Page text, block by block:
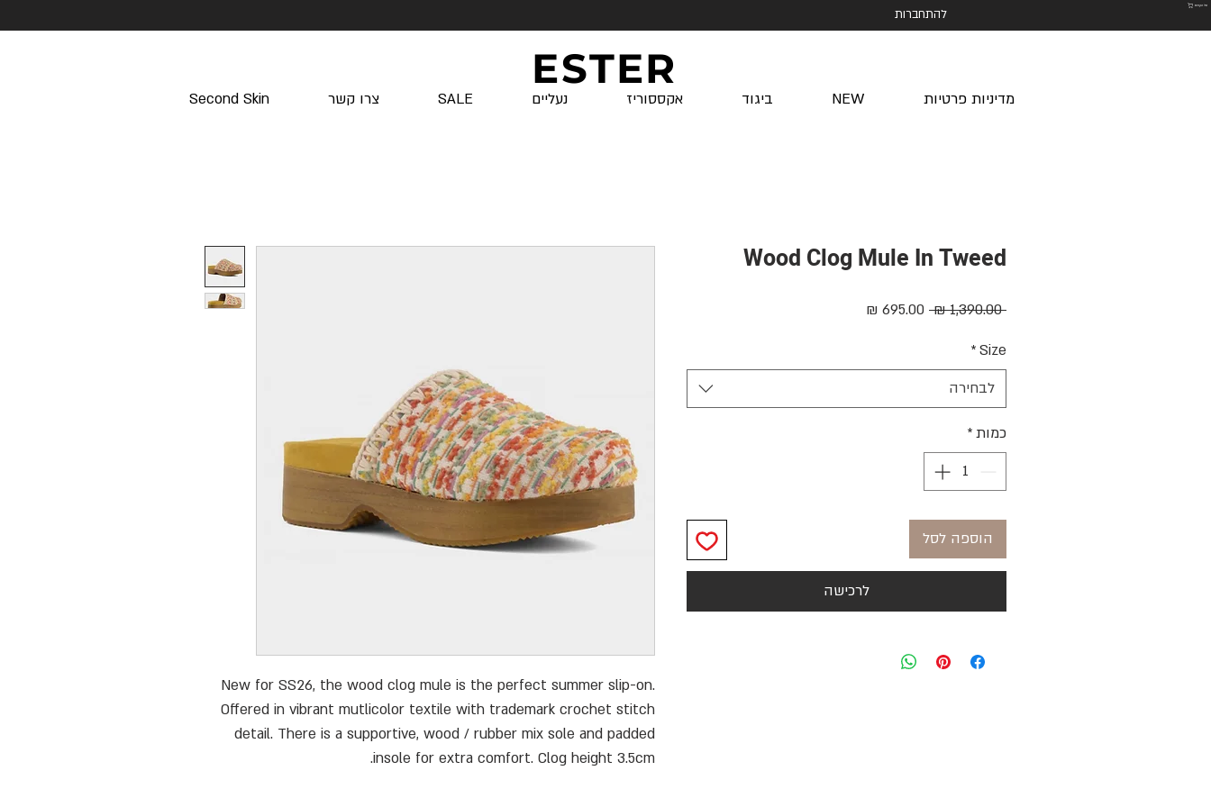
להתחברות
סל הקניות
ESTER
מדיניות פרטיות NEW ביגוד אקססוריז נעליים SALE צרו קשר Second Skin
New for SS26, the wood clog mule is the perfect summer slip-on.
Offered in vibrant mutlicolor textile with trademark crochet stitch
detail. There is a supportive, wood / rubber mix sole and padded
insole for extra comfort. Clog height 3.5cm.
Wood Clog Mule In Tweed
‏1,390.00 ‏₪
מחיר
Size
*
לבחירה
כמות*
הוספה לסל
לרכישה